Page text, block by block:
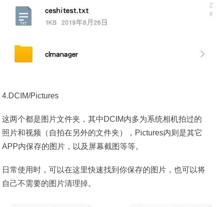
4.DCIM/Pictures
这两个都是图片文件夹，其中DCIM内多为系统相机拍过的
照片和视频（自拍在另外的文件夹），Pictures内则是其它
APP内保存的图片，以及屏幕截图等等。
日常使用时，可以在这里快速找到你保存的图片，也可以将
自己不需要的图片清理掉。